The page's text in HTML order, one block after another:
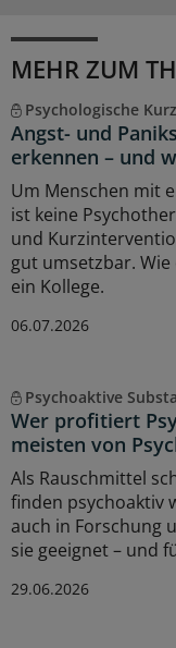
MEHR ZUM
Psychologische
Angst- und
erkennen – und
Um Menschen mit
ist keine
und
gut umsetzbar.
ein Kollege.
06.07.2026
Psychoaktive
Wer profitiert
meisten von
Als Rauschmittel
finden psychoaktiv
auch in Forschung
sie geeignet – und
29.06.2026